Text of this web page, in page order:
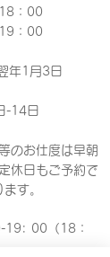
：00​
：00
年1月3日
-14日
のお仕度は早朝
休日もご予約で
す。
00（18：